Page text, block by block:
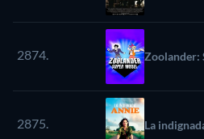
2874. Zoolander:
2875. La